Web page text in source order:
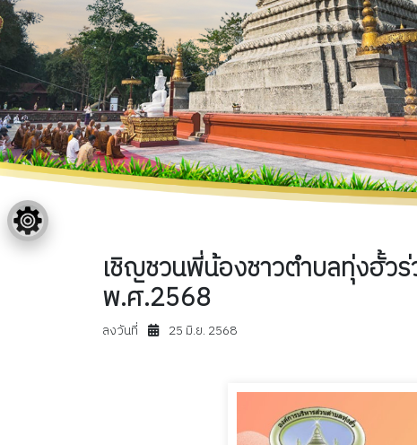
เชิญชวนพี่น้องชาวตำบลทุ่งฮั้ว
พ.ศ.2568
ลงวันที่ 25 มิ.ย. 2568